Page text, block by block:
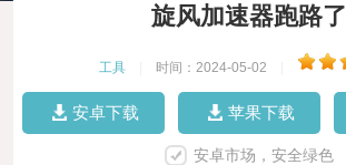
旋风加速器跑路了
工具 时间：2024-05-02
安卓下载 苹果下载
安卓市场，安全绿色